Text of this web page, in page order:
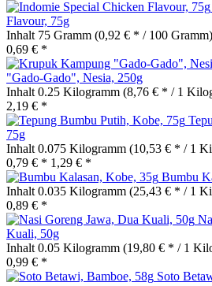
Flavour, 75g
Inhalt 75 Gramm (0,92 € * / 100 Gramm)
0,69 € *
"Gado-Gado", Nesia, 250g
Inhalt 0.25 Kilogramm (8,76 € * / 1
2,19 € *
75g
Inhalt 0.075 Kilogramm (10,53 € * / 1
0,79 € * 1,29 € *
Bumbu
Inhalt 0.035 Kilogramm (25,43 € * / 1
0,89 € *
Kuali, 50g
Inhalt 0.05 Kilogramm (19,80 € * / 1
0,99 € *
Soto